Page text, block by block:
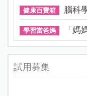
健康百寶箱 腦科
學習當爸媽 「媽
試用募集